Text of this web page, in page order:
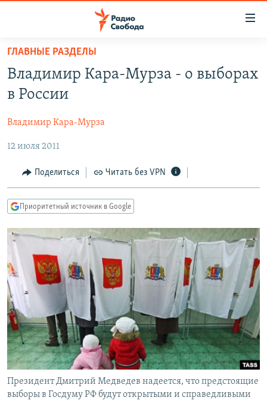
упрощенного
доступа
Вернуться
основному
Вернутся
главной
навигации
Вернутся
поиску
ПОДКАСТЫ
ЦИТАТЫ СВОБОДЫ
МНЕНИЯ
КУЛЬТУРА
IDEL.РЕАЛИИ
КАВКАЗ.РЕАЛИИ
СЕВЕР.РЕАЛИИ
СИБИРЬ.РЕАЛИИ
РАСПИСАНИЕ ВЕЩАНИЯ
ПОДПИШИТЕСЬ НА РАССЫЛКУ
СОЦИАЛЬНЫЕ СЕТИ
ГЛАВНЫЕ РАЗДЕЛЫ
Владимир Кара-Мурза - о выборах
в России
Владимир Кара-Мурза
12 июля 2011
Поделиться Читать без VPN
Приоритетный источник в Google
Президент Дмитрий Медведев надеется, что предстоящие
выборы в Госдуму РФ будут открытыми и справедливыми